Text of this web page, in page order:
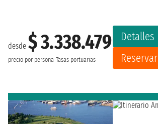
desde $ 3.338.479
precio por persona Tasas portuarias
Detalles
Reservar